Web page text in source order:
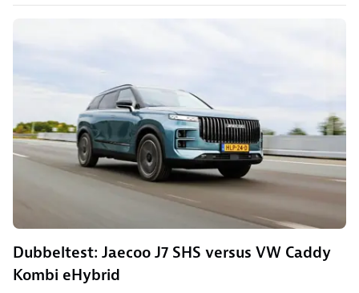
Dubbeltest: Jaecoo J7 SHS versus VW Caddy
Kombi eHybrid